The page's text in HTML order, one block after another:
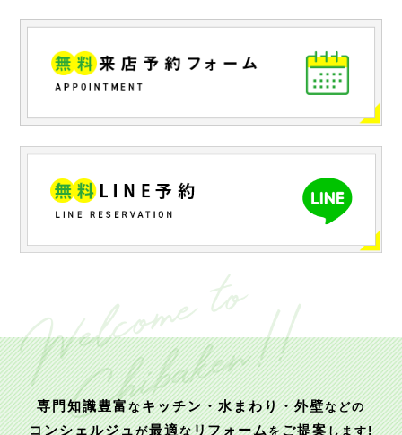
専門知識豊富なキッチン・水まわり・外壁などの
コンシェルジュが最適なリフォームをご提案します!